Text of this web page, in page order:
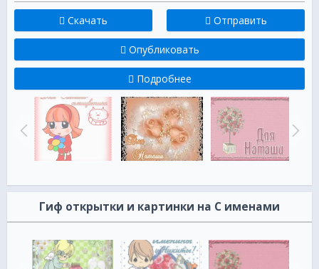
Скачать Отправить
Опубликовать
Подробнее
Гиф открытки и картинки на С именами